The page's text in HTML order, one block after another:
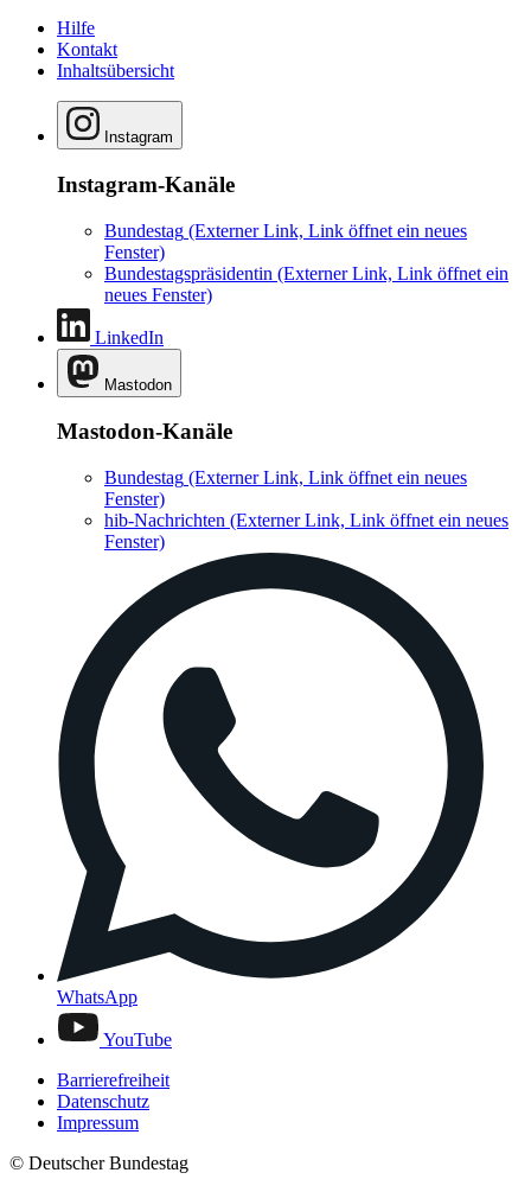
Hilfe
Kontakt
Inhaltsübersicht
Instagram
Instagram-Kanäle
Bundestag (Externer Link, Link öffnet ein neues
Fenster)
Bundestagspräsidentin (Externer Link, Link öffnet ein
neues Fenster)
LinkedIn
Mastodon
Mastodon-Kanäle
Bundestag (Externer Link, Link öffnet ein neues
Fenster)
hib-Nachrichten (Externer Link, Link öffnet ein neues
Fenster)
WhatsApp
YouTube
Barrierefreiheit
Datenschutz
Impressum
© Deutscher Bundestag